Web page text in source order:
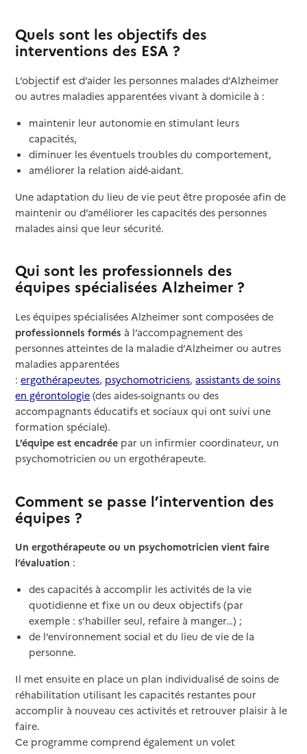
Quels sont les objectifs des
interventions des ESA ?
L’objectif est d’aider les personnes malades d’Alzheimer
ou autres maladies apparentées vivant à domicile à :
maintenir leur autonomie en stimulant leurs
capacités,
diminuer les éventuels troubles du comportement,
améliorer la relation aidé-aidant.
Une adaptation du lieu de vie peut être proposée afin de
maintenir ou d’améliorer les capacités des personnes
malades ainsi que leur sécurité.
Qui sont les professionnels des
équipes spécialisées Alzheimer ?
Les équipes spécialisées Alzheimer sont composées de
professionnels formés à l’accompagnement des
personnes atteintes de la maladie d’Alzheimer ou autres
maladies apparentées
:ergothérapeutes, psychomotriciens, assistants de soins
en gérontologie (des aides-soignants ou des
accompagnants éducatifs et sociaux qui ont suivi une
formation spéciale).
L’équipe est encadrée par un infirmier coordinateur, un
psychomotricien ou un ergothérapeute.
Comment se passe l’intervention des
équipes ?
Un ergothérapeute ou un psychomotricien vient faire
l’évaluation :
des capacités à accomplir les activités de la vie
quotidienne et fixe un ou deux objectifs (par
exemple : s’habiller seul, refaire à manger…) ;
de l’environnement social et du lieu de vie de la
personne.
Il met ensuite en place un plan individualisé de soins de
réhabilitation utilisant les capacités restantes pour
accomplir à nouveau ces activités et retrouver plaisir à le
faire.
Ce programme comprend également un volet